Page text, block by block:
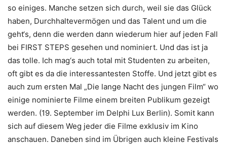
so einiges. Manche setzen sich durch, weil sie das Glück
haben, Durchhaltevermögen und das Talent und um die
geht‘s, denn die werden dann wiederum hier auf jeden Fall
bei FIRST STEPS gesehen und nominiert. Und das ist ja
das tolle. Ich mag‘s auch total mit Studenten zu arbeiten,
oft gibt es da die interessantesten Stoffe. Und jetzt gibt es
auch zum ersten Mal „Die lange Nacht des jungen Film“ wo
einige nominierte Filme einem breiten Publikum gezeigt
werden. (19. September im Delphi Lux Berlin). Somit kann
sich auf diesem Weg jeder die Filme exklusiv im Kino
anschauen. Daneben sind im Übrigen auch kleine Festivals